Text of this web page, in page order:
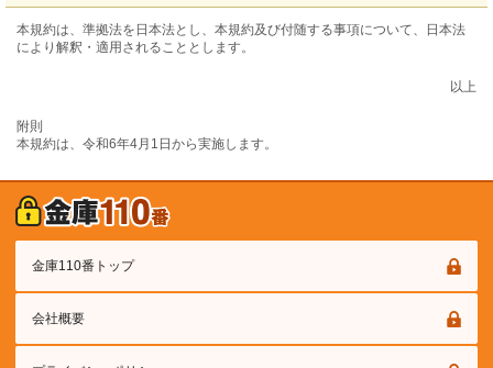
本規約は、準拠法を日本法とし、本規約及び付随する事項について、日本法
により解釈・適用されることとします。
以上
附則
本規約は、令和6年4月1日から実施します。
金庫110番トップ
会社概要